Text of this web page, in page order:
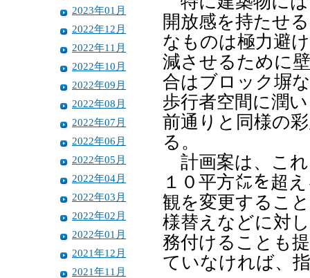
2023年01月
2022年12月
2022年11月
2022年10月
2022年09月
2022年08月
2022年07月
2022年06月
2022年05月
2022年04月
2022年03月
2022年02月
2022年01月
2021年12月
2021年11月
開放感を持たせ
なものは極力避
減させるために
合はブロック塀
歩行者空間に潤
前通りと同様の
る。
計画案は、これ
１０平方㍍を超
観を変更するこ
様替えなどに対
務付けることも
ていなければ、